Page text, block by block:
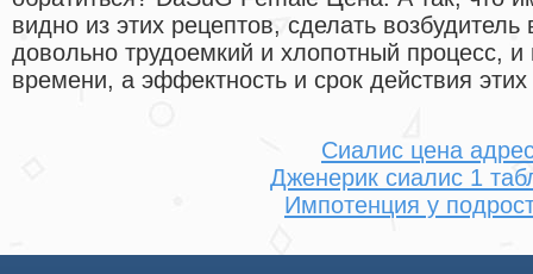
видно из этих рецептов, сделать
довольно трудоемкий и хлопотный процесс, и
времени, а эффектность и срок действия
Сиалис цена
Дженерик сиалис 1
Импотенция у